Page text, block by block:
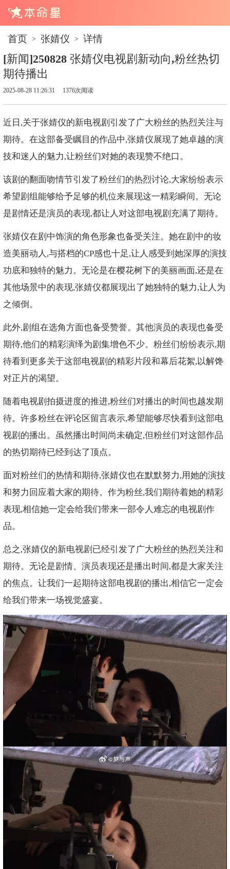
首页 > 张婧仪 > 详情
[新闻]250828 张婧仪电视剧新动向,粉丝热切
期待播出
2025-08-28 11:26:31 1376次阅读
近日,关于张婧仪的新电视剧引发了广大粉丝的热烈关注与
期待。在这部备受瞩目的作品中,张婧仪展现了她卓越的演
技和迷人的魅力,让粉丝们对她的表现赞不绝口。
该剧的翻面吻情节引发了粉丝们的热烈讨论,大家纷纷表示
希望剧组能够给予足够的机位来展现这一精彩瞬间。无论
是剧情还是演员的表现,都让人对这部电视剧充满了期待。
张婧仪在剧中饰演的角色形象也备受关注。她在剧中的妆
造美丽动人,与搭档的CP感也十足,让人感受到她深厚的演技
功底和独特的魅力。无论是在樱花树下的美丽画面,还是在
其他场景中的表现,张婧仪都展现出了她独特的魅力,让人为
之倾倒。
此外,剧组在选角方面也备受赞誉。其他演员的表现也备受
期待,他们的精彩演绎为剧集增色不少。粉丝们纷纷表示,期
待看到更多关于这部电视剧的精彩片段和幕后花絮,以解馋
对正片的渴望。
随着电视剧拍摄进度的推进,粉丝们对播出的时间也越发期
待。许多粉丝在评论区留言表示,希望能够尽快看到这部电
视剧的播出。虽然播出时间尚未确定,但粉丝们对这部作品
的热切期待已经到达了顶点。
面对粉丝们的热情和期待,张婧仪也在默默努力,用她的演技
和努力回应着大家的期待。作为粉丝,我们期待着她的精彩
表现,相信她一定会给我们带来一部令人难忘的电视剧作
品。
总之,张婧仪的新电视剧已经引发了广大粉丝的热烈关注和
期待。无论是剧情、演员表现还是播出时间,都是大家关注
的焦点。让我们一起期待这部电视剧的播出,相信它一定会
给我们带来一场视觉盛宴。